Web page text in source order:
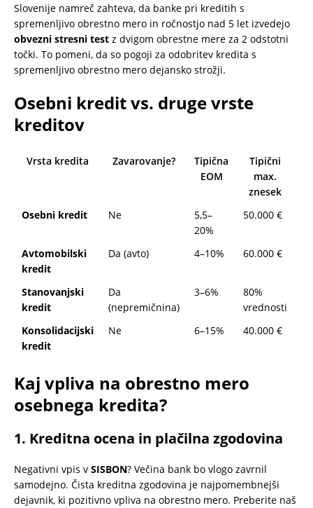
Slovenije namreč zahteva, da banke pri kreditih s
spremenljivo obrestno mero in ročnostjo nad 5 let izvedejo
obvezni stresni test z dvigom obrestne mere za 2 odstotni
točki. To pomeni, da so pogoji za odobritev kredita s
spremenljivo obrestno mero dejansko strožji.
Osebni kredit vs. druge vrste
kreditov
Vrsta kredita Zavarovanje?
Tipična
EOM
Tipični
max.
znesek
Osebni kredit
Ne
5,5–
20%
50.000 €
Avtomobilski
kredit
Da (avto) 4–10% 60.000 €
Stanovanjski
kredit
Da
(nepremičnina)
3–6%
80%
vrednosti
Konsolidacijski
kredit
Ne 6–15% 40.000 €
Kaj vpliva na obrestno mero
osebnega kredita?
1. Kreditna ocena in plačilna zgodovina
Negativni vpis v SISBON? Večina bank bo vlogo zavrnil
samodejno. Čista kreditna zgodovina je najpomembnejši
dejavnik, ki pozitivno vpliva na obrestno mero. Preberite naš